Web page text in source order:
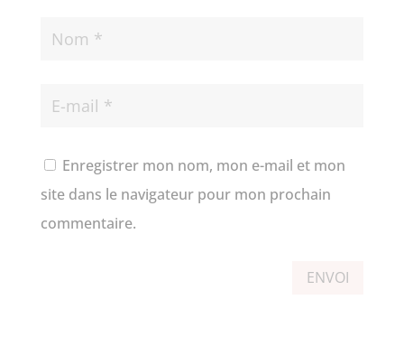
Enregistrer mon nom, mon e-mail et mon
site dans le navigateur pour mon prochain
commentaire.
ENVOI